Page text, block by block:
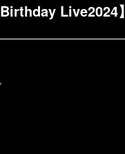
Live2024】